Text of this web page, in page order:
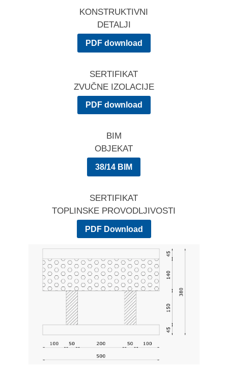
KONSTRUKTIVNI
DETALJI
PDF download
SERTIFIKAT
ZVUČNE IZOLACIJE
PDF download
BIM
OBJEKAT
38/14 BIM
SERTIFIKAT
TOPLINSKE PROVODLJIVOSTI
PDF Download